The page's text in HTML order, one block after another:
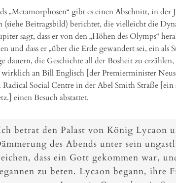
„Metamorphosen“ gibt es einen Abschnitt, in
(siehe Beitragsbild) berichtet, die vielleicht die
sagt, dass er von den „Höhen des Olymps“
und dass er „über die Erde gewandert sei, ein
dauern, die Geschichte all der Bosheit zu
wirklich an Bill Englisch [der Premierminister
Radical Social Centre in der Abel Smith Straße
einen Besuch abstattet.
betrat den Palast von König Lycaon
des Abends unter sein
dass ein Gott gekommen war,
zu beten. Lycaon begann, ihre